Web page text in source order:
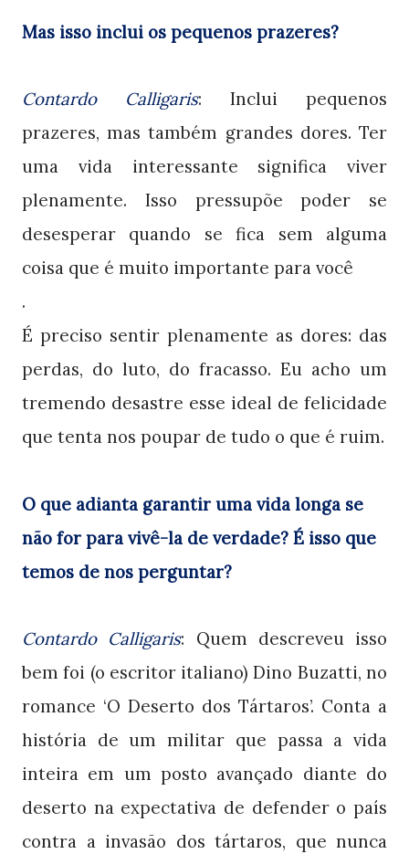
Mas isso inclui os pequenos prazeres?
Contardo Calligaris: Inclui pequenos
prazeres, mas também grandes dores. Ter
uma vida interessante significa viver
plenamente. Isso pressupõe poder se
desesperar quando se fica sem alguma
coisa que é muito importante para você
.
É preciso sentir plenamente as dores: das
perdas, do luto, do fracasso. Eu acho um
tremendo desastre esse ideal de felicidade
que tenta nos poupar de tudo o que é ruim.
O que adianta garantir uma vida longa se
não for para vivê-la de verdade? É isso que
temos de nos perguntar?
Contardo Calligaris: Quem descreveu isso
bem foi (o escritor italiano) Dino Buzatti, no
romance ‘O Deserto dos Tártaros’. Conta a
história de um militar que passa a vida
inteira em um posto avançado diante do
deserto na expectativa de defender o país
contra a invasão dos tártaros, que nunca